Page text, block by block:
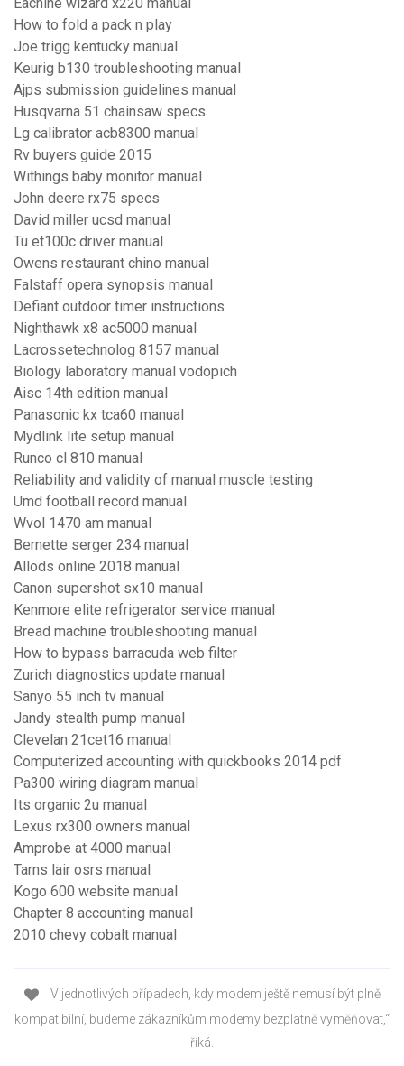
Eachine wizard x220 manual
How to fold a pack n play
Joe trigg kentucky manual
Keurig b130 troubleshooting manual
Ajps submission guidelines manual
Husqvarna 51 chainsaw specs
Lg calibrator acb8300 manual
Rv buyers guide 2015
Withings baby monitor manual
John deere rx75 specs
David miller ucsd manual
Tu et100c driver manual
Owens restaurant chino manual
Falstaff opera synopsis manual
Defiant outdoor timer instructions
Nighthawk x8 ac5000 manual
Lacrossetechnolog 8157 manual
Biology laboratory manual vodopich
Aisc 14th edition manual
Panasonic kx tca60 manual
Mydlink lite setup manual
Runco cl 810 manual
Reliability and validity of manual muscle testing
Umd football record manual
Wvol 1470 am manual
Bernette serger 234 manual
Allods online 2018 manual
Canon supershot sx10 manual
Kenmore elite refrigerator service manual
Bread machine troubleshooting manual
How to bypass barracuda web filter
Zurich diagnostics update manual
Sanyo 55 inch tv manual
Jandy stealth pump manual
Clevelan 21cet16 manual
Computerized accounting with quickbooks 2014 pdf
Pa300 wiring diagram manual
Its organic 2u manual
Lexus rx300 owners manual
Amprobe at 4000 manual
Tarns lair osrs manual
Kogo 600 website manual
Chapter 8 accounting manual
2010 chevy cobalt manual
V jednotlivých případech, kdy modem ještě nemusí být plně
kompatibilní, budeme zákazníkům modemy bezplatně vyměňovat,“
říká.